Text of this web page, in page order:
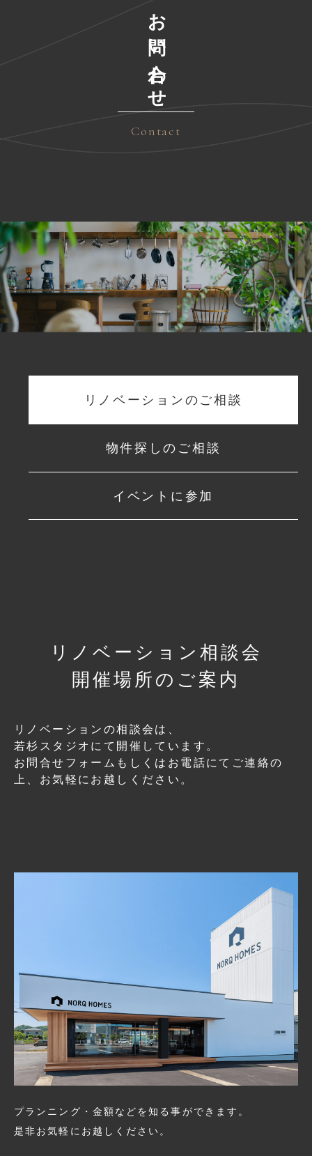
お問い合わせ
Contact
リノベーションのご相談
物件探しのご相談
イベントに参加
リノベーション相談会
開催場所のご案内
リノベーションの相談会は、
若杉スタジオにて開催しています。
お問合せフォームもしくはお電話にてご連絡の
上、 お気軽にお越しください。
プランニング・金額などを知る事ができます。
是非お気軽にお越しください。